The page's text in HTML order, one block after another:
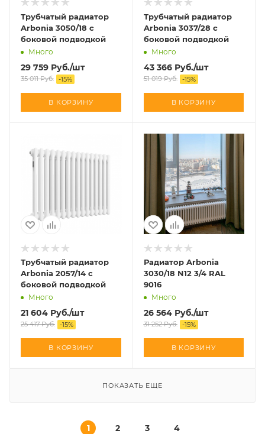
Трубчатый радиатор
Arbonia 3050/18 с
боковой подводкой
Много
29 759 Руб./шт
35 011Руб. -15%
В КОРЗИНУ
Трубчатый радиатор
Arbonia 3037/28 с
боковой подводкой
Много
43 366Руб./шт
51 019Руб. -15%
В КОРЗИНУ
Трубчатый радиатор
Arbonia 2057/14 с
боковой подводкой
Много
21 604 Руб./шт
25 417Руб. -15%
В КОРЗИНУ
Радиатор Arbonia
3030/18 N12 3/4 RAL
9016
Много
26 564Руб./шт
31 252Руб. -15%
В КОРЗИНУ
ПОКАЗАТЬ ЕЩЕ
1 2 3 4